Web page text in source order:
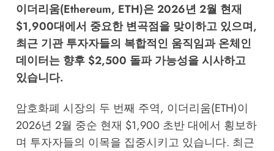
이더리움(Ethereum, ETH)은 2026년 2월 현재
$1,900대에서 중요한 변곡점을 맞이하고 있으며,
최근 기관 투자자들의 복합적인 움직임과 온체인
데이터는 향후 $2,500 돌파 가능성을 시사하고
있습니다.
암호화폐 시장의 두 번째 주역, 이더리움(ETH)이
2026년 2월 중순 현재 $1,900 초반 대에서 횡보하
며 투자자들의 이목을 집중시키고 있습니다. 최근